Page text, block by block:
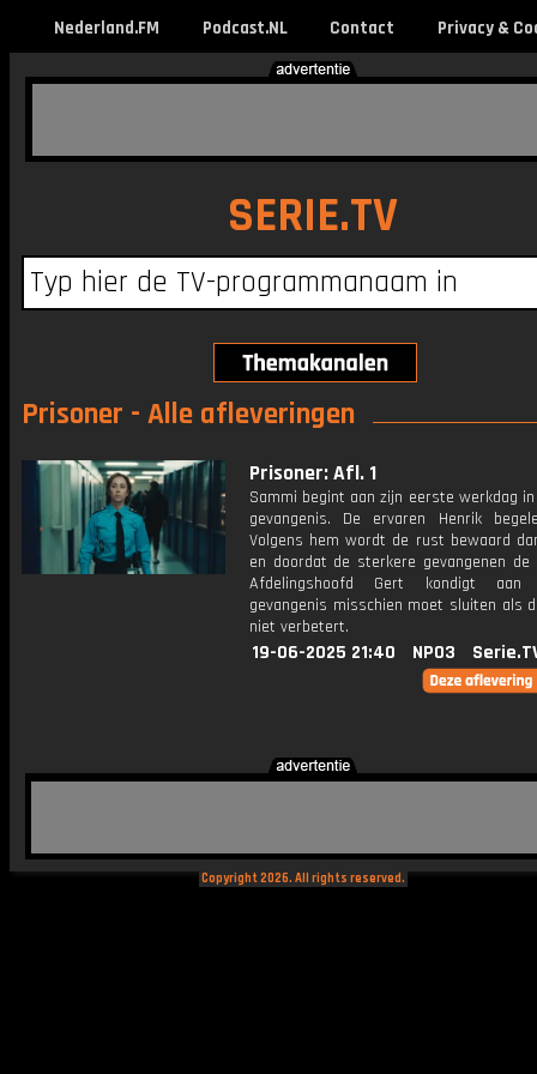
Nederland.FM Podcast.NL Contact Privacy &
SERIE.TV
Prisoner - Alle afleveringen
Prisoner: Afl. 1
Sammi begint aan zijn eerste werkdag
gevangenis. De ervaren Henrik
Volgens hem wordt de rust bewaard
en doordat de sterkere gevangenen de
Afdelingshoofd Gert kondigt
gevangenis misschien moet sluiten als
niet verbetert.
19-06-2025 21:40 NPO3
Copyright 2026. All rights reserved.